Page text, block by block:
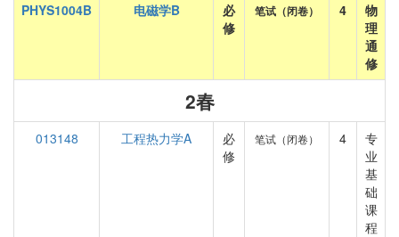
PHYS1004B
电磁学B
必
修
笔试（闭卷） 4
物
理
通
修
2春
013148 工程热力学A
必
修
笔试（闭卷） 4
专
业
基
础
课
程